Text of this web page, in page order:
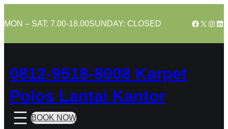
to
MON – SAT: 7.00-18.00SUNDAY: CLOSED Facebook
X
0812-9518-8008 Karpet
Polos Lantai Kantor
BOOK NOW